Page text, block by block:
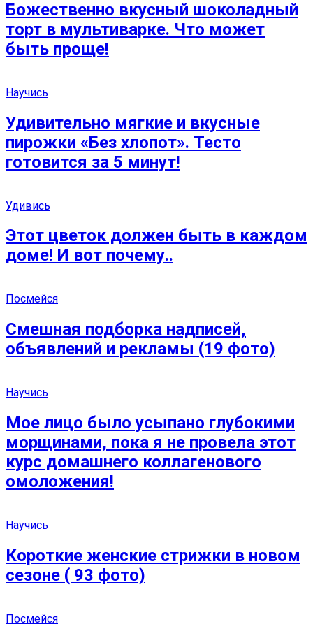
Божественно вкусный шоколадный
торт в мультиварке. Что может
быть проще!
Научись
Удивительно мягкие и вкусные
пирожки «Без хлопот». Тесто
готовится за 5 минут!
Удивись
Этот цветок должен быть в каждом
доме! И вот почему..
Посмейся
Смешная подборка надписей,
объявлений и рекламы (19 фото)
Научись
Мое лицо было усыпано глубокими
морщинами, пока я не провела этот
курс домашнего коллагенового
омоложения!
Научись
Короткие женские стрижки в новом
сезоне ( 93 фото)
Посмейся